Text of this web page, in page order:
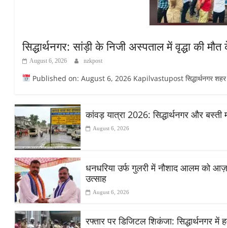
सिद्धार्थनगर: सांड़ी के निजी अस्पताल में वृद्धा की
August 6, 2026 nzkpost
Published on: August 6, 2026 Kapilvastupost सिद्धार्थनगर शहर के
कांवड़ यात्रा 2026: सिद्धार्थनगर और
August 6, 2026
धनधरिया उर्फ गुलरी में नौशाद आलम को
उत्साह
August 6, 2026
रफ्तार पर डिजिटल शिकंजा: सिद्धार्थनगर